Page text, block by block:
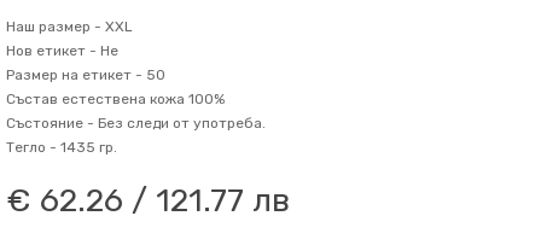
Наш размер - XXL
Нов етикет - Не
Размер на етикет - 50
Състав естествена кожа 100%
Състояние - Без следи от употреба.
Тегло - 1435 гр.
€ 62.26 / 121.77 лв